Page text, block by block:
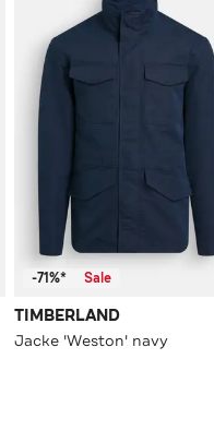
-71%* Sale
TIMBERLAND
Jacke 'Weston' navy